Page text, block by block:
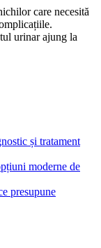
care necesită
urinar ajung la
și tratament
moderne de
presupune